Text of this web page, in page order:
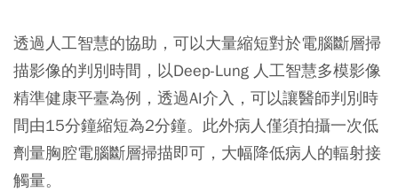
透過人工智慧的協助，可以大量縮短對於電腦斷層掃
描影像的判別時間，以Deep-Lung 人工智慧多模影像
精準健康平臺為例，透過AI介入，可以讓醫師判別時
間由15分鐘縮短為2分鐘。此外病人僅須拍攝一次低
劑量胸腔電腦斷層掃描即可，大幅降低病人的輻射接
觸量。